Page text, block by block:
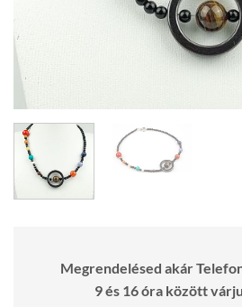
Megrendelésed akár
9 és 16 óra között